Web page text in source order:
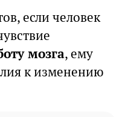
если человек
мозга, ему
к изменению